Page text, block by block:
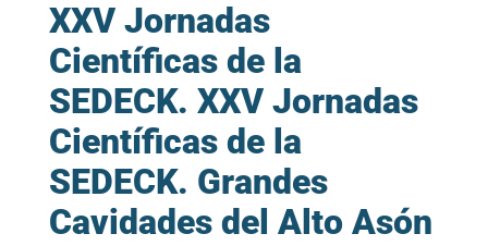
XXV Jornadas
Científicas de la
SEDECK. XXV Jornadas
Científicas de la
SEDECK. Grandes
Cavidades del Alto Asón